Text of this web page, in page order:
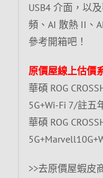
USB4 介面，以
頻、AI 散熱 II、
參考開箱吧！
原價屋線上估價
華碩 ROG
5G+Wi-Fi 7/註五
華碩 ROG
>>去原價屋蝦皮